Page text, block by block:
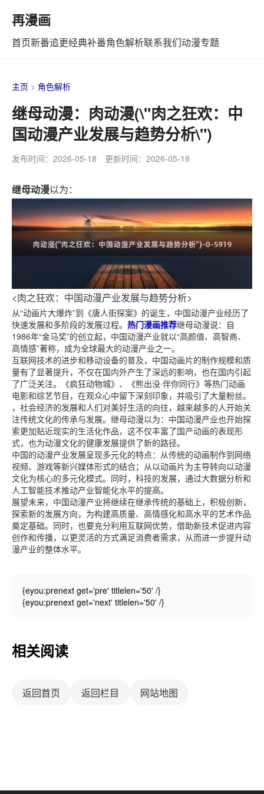
再漫画
首页新番追更经典补番角色解析联系我们动漫专题
主页 > 角色解析
继母动漫：肉动漫(\"肉之狂欢：中
国动漫产业发展与趋势分析\")
发布时间：2026-05-18 更新时间：2026-05-18
继母动漫以为：
<肉之狂欢：中国动漫产业发展与趋势分析>
从“动画片大爆炸”到《唐人街探案》的诞生，中国动漫产业经历了
快速发展和多阶段的发展过程。 热门漫画推荐继母动漫说：自
1986年“金马奖”的创立起，中国动漫产业就以“高颜值、高智商、
高情感”著称，成为全球最大的动漫产业之一。
互联网技术的进步和移动设备的普及，中国动画片的制作规模和质
量有了显著提升，不仅在国内外产生了深远的影响，也在国内引起
了广泛关注。《疯狂动物城》、《熊出没·伴你同行》等热门动画
电影和综艺节目，在观众心中留下深刻印象，并吸引了大量粉丝。
，社会经济的发展和人们对美好生活的向往，越来越多的人开始关
注传统文化的传承与发展。继母动漫以为：中国动漫产业也开始探
索更加贴近现实的生活化作品，这不仅丰富了国产动画的表现形
式，也为动漫文化的健康发展提供了新的路径。
中国的动漫产业发展呈现多元化的特点：从传统的动画制作到网络
视频、游戏等新兴媒体形式的结合；从以动画片为主导转向以动漫
文化为核心的多元化模式。同时，科技的发展，通过大数据分析和
人工智能技术推动产业智能化水平的提高。
展望未来，中国动漫产业将继续在继承传统的基础上，积极创新，
探索新的发展方向，为构建高质量、高情感化和高水平的艺术作品
奠定基础。同时，也要充分利用互联网优势，借助新技术促进内容
创作和传播，以更灵活的方式满足消费者需求，从而进一步提升动
漫产业的整体水平。
{eyou:prenext get='pre' titlelen='50' /}
{eyou:prenext get='next' titlelen='50' /}
相关阅读
返回首页 返回栏目 网站地图